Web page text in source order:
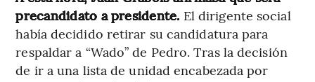
precandidato a presidente. El dirigente social
había decidido retirar su candidatura para
respaldar a “Wado” de Pedro. Tras la decisión
de ir a una lista de unidad encabezada por